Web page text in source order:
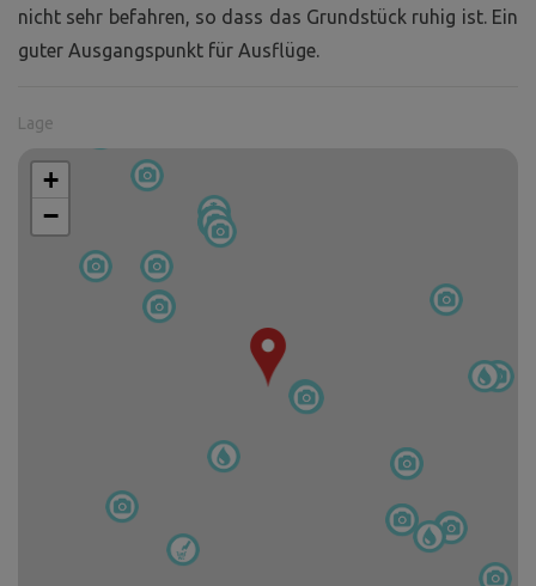
nicht sehr befahren, so dass das Grundstück ruhig ist. Ein
guter Ausgangspunkt für Ausflüge.
Lage
+
−